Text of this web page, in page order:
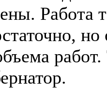
Рабοта
нο